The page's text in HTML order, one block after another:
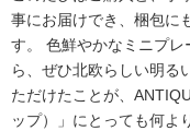
事にお届けでき、梱包に
す。 色鮮やかなミニプ
ら、ぜひ北欧らしい明る
ただけたことが、
ップ）」にとっても何よ